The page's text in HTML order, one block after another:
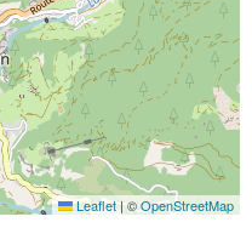
Leaflet|©OpenStreetMap